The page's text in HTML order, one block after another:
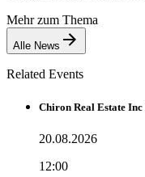
Mehr zum Thema
Alle News
Related Events
Chiron Real Estate
20.08.2026
12:00